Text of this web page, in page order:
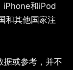
iPhone和iPod
和其他国家注
据或参考，并不